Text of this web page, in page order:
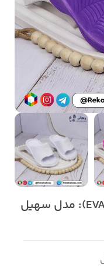
دمپایی بیمارستانی بچگانه (EVA): مدل سهیل